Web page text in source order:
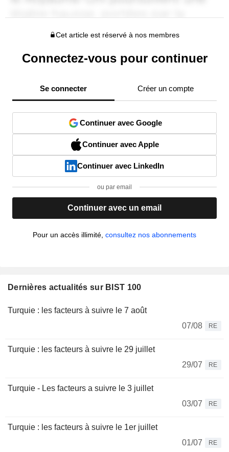
Cet article est réservé à nos membres
Connectez-vous pour continuer
Se connecter Créer un compte
Continuer avec Google
Continuer avec Apple
Continuer avec LinkedIn
ou par email
Continuer avec un email
Pour un accès illimité, consultez nos abonnements
Dernières actualités sur BIST 100
Turquie : les facteurs à suivre le 7 août
07/08
RE
Turquie : les facteurs à suivre le 29 juillet
29/07
RE
Turquie - Les facteurs a suivre le 3 juillet
03/07
RE
Turquie : les facteurs à suivre le 1er juillet
01/07
RE